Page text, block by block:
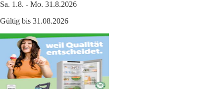
Sa. 1.8. - Mo. 31.8.2026
Gültig bis 31.08.2026